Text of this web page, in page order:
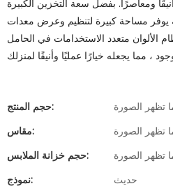
ومعاصرًا. بفضل سعة التخزين الكبيرة
يوفر مساحة كبيرة لتنظيم وعرض معدات
الألوان متعدد الاستخدامات في الحامل
حجم المنتج:
تظهر الصورة
مقاس:
تظهر الصورة
حجم خزانة الملابس:
تظهر الصورة
نموذج:
حديث